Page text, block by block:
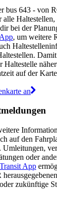
bus 643 - von
bei der
, um weitere
Haltestelle
auf der
an
auf den
oder
Transit App
zukünftige